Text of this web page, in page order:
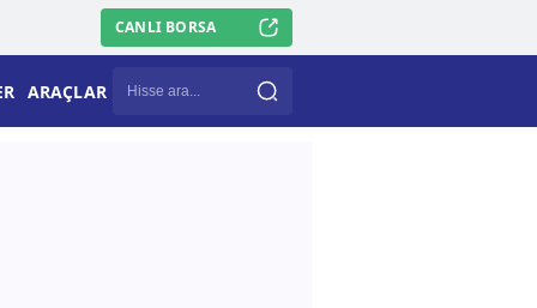
CANLI BORSA
ARAÇLAR